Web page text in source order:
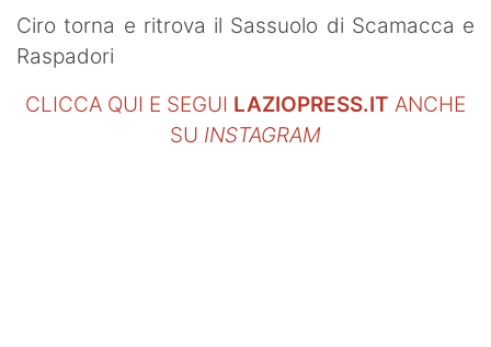
SHOP LAZIO
Contatti
Ciro torna e ritrova il Sassuolo di Scamacca e
Raspadori
CLICCA QUI E SEGUI LAZIOPRESS.IT ANCHE
SU INSTAGRAM